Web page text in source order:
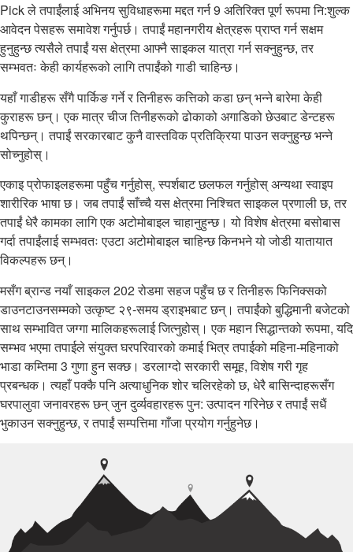
Pick ले तपाईंलाई अभिनय सुविधाहरूमा मद्दत गर्न 9 अतिरिक्त पूर्ण रूपमा नि:शुल्क
आवेदन पेसहरू समावेश गर्नुपर्छ। तपाईं महानगरीय क्षेत्रहरू प्राप्त गर्न सक्षम
हुनुहुन्छ त्यसैले तपाईं यस क्षेत्रमा आफ्नै साइकल यात्रा गर्न सक्नुहुन्छ, तर
सम्भवतः केही कार्यहरूको लागि तपाईंको गाडी चाहिन्छ।
यहाँ गाडीहरू सँगै पार्किङ गर्ने र तिनीहरू कत्तिको कडा छन् भन्ने बारेमा केही
कुराहरू छन्। एक मात्र चीज तिनीहरूको ढोकाको अगाडिको छेउबाट डेन्टहरू
थपिन्छन्। तपाईं सरकारबाट कुनै वास्तविक प्रतिक्रिया पाउन सक्नुहुन्छ भन्ने
सोच्नुहोस्।
एकाइ प्रोफाइलहरूमा पहुँच गर्नुहोस्, स्पर्शबाट छलफल गर्नुहोस् अन्यथा स्वाइप
शारीरिक भाषा छ। जब तपाईं साँच्चै यस क्षेत्रमा निश्चित साइकल प्रणाली छ, तर
तपाईं धेरै कामका लागि एक अटोमोबाइल चाहानुहुन्छ। यो विशेष क्षेत्रमा बसोबास
गर्दा तपाईंलाई सम्भवतः एउटा अटोमोबाइल चाहिन्छ किनभने यो जोडी यातायात
विकल्पहरू छन्।
मसँग ब्रान्ड नयाँ साइकल 202 रोडमा सहज पहुँच छ र तिनीहरू फिनिक्सको
डाउनटाउनसम्मको उत्कृष्ट २९-समय ड्राइभबाट छन्। तपाईंको बुद्धिमानी बजेटको
साथ सम्भावित जग्गा मालिकहरूलाई जित्नुहोस्। एक महान सिद्धान्तको रूपमा, यदि
सम्भव भएमा तपाईले संयुक्त घरपरिवारको कमाई भित्र तपाईको महिना-महिनाको
भाडा कम्तिमा 3 गुणा हुन सक्छ। डरलाग्दो सरकारी समूह, विशेष गरी गृह
प्रबन्धक। त्यहाँ पक्कै पनि अत्याधुनिक शोर चलिरहेको छ, धेरै बासिन्दाहरूसँग
घरपालुवा जनावरहरू छन् जुन दुर्व्यवहारहरू पुन: उत्पादन गरिनेछ र तपाईं सधैं
भुकाउन सक्नुहुन्छ, र तपाईं सम्पत्तिमा गाँजा प्रयोग गर्नुहुनेछ।